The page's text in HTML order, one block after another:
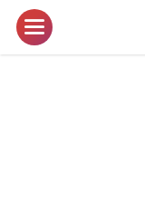
Menu